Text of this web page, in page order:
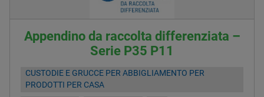
Appendino da raccolta differenziata –
Serie P35 P11
CUSTODIE E GRUCCE PER ABBIGLIAMENTO PER
PRODOTTI PER CASA